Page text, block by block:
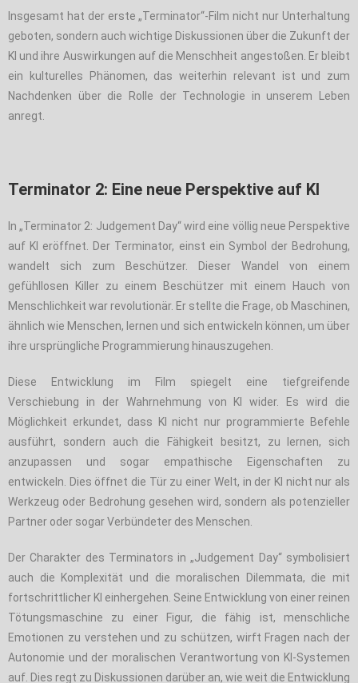
Insgesamt hat der erste „Terminator“-Film nicht nur Unterhaltung
geboten, sondern auch wichtige Diskussionen über die Zukunft der
KI und ihre Auswirkungen auf die Menschheit angestoßen. Er bleibt
ein kulturelles Phänomen, das weiterhin relevant ist und zum
Nachdenken über die Rolle der Technologie in unserem Leben
anregt.
Terminator 2: Eine neue Perspektive auf KI
In „Terminator 2: Judgement Day“ wird eine völlig neue Perspektive
auf KI eröffnet. Der Terminator, einst ein Symbol der Bedrohung,
wandelt sich zum Beschützer. Dieser Wandel von einem
gefühllosen Killer zu einem Beschützer mit einem Hauch von
Menschlichkeit war revolutionär. Er stellte die Frage, ob Maschinen,
ähnlich wie Menschen, lernen und sich entwickeln können, um über
ihre ursprüngliche Programmierung hinauszugehen.
Diese Entwicklung im Film spiegelt eine tiefgreifende
Verschiebung in der Wahrnehmung von KI wider. Es wird die
Möglichkeit erkundet, dass KI nicht nur programmierte Befehle
ausführt, sondern auch die Fähigkeit besitzt, zu lernen, sich
anzupassen und sogar empathische Eigenschaften zu
entwickeln. Dies öffnet die Tür zu einer Welt, in der KI nicht nur als
Werkzeug oder Bedrohung gesehen wird, sondern als potenzieller
Partner oder sogar Verbündeter des Menschen.
Der Charakter des Terminators in „Judgement Day“ symbolisiert
auch die Komplexität und die moralischen Dilemmata, die mit
fortschrittlicher KI einhergehen. Seine Entwicklung von einer reinen
Tötungsmaschine zu einer Figur, die fähig ist, menschliche
Emotionen zu verstehen und zu schützen, wirft Fragen nach der
Autonomie und der moralischen Verantwortung von KI-Systemen
auf. Dies regt zu Diskussionen darüber an, wie weit die Entwicklung